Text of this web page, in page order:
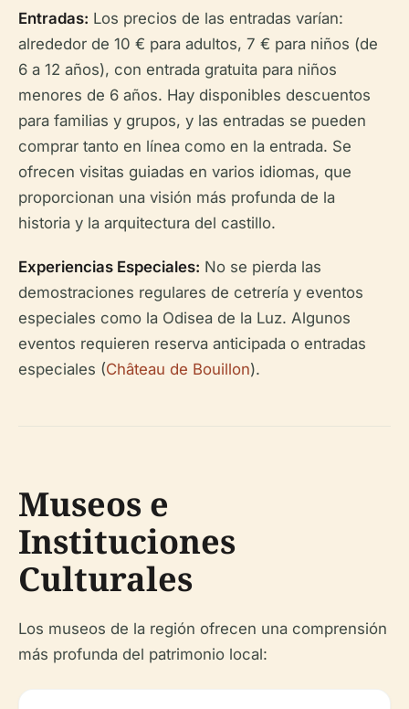
Entradas: Los precios de las entradas varían:
alrededor de 10 € para adultos, 7 € para niños (de
6 a 12 años), con entrada gratuita para niños
menores de 6 años. Hay disponibles descuentos
para familias y grupos, y las entradas se pueden
comprar tanto en línea como en la entrada. Se
ofrecen visitas guiadas en varios idiomas, que
proporcionan una visión más profunda de la
historia y la arquitectura del castillo.
Experiencias Especiales: No se pierda las
demostraciones regulares de cetrería y eventos
especiales como la Odisea de la Luz. Algunos
eventos requieren reserva anticipada o entradas
especiales (Château de Bouillon).
Museos e
Instituciones
Culturales
Los museos de la región ofrecen una comprensión
más profunda del patrimonio local: